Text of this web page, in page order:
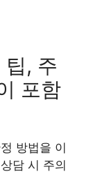
, 주
포함
방법을 이
담 시 주의